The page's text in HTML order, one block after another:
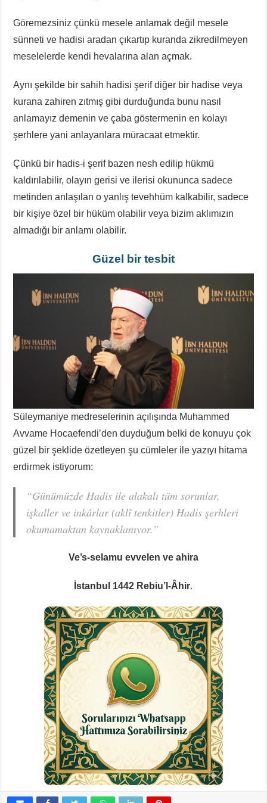
Göremezsiniz çünkü mesele anlamak değil mesele
sünneti ve hadisi aradan çıkartıp kuranda zikredilmeyen
meselelerde kendi hevalarına alan açmak.
Aynı şekilde bir sahih hadisi şerif diğer bir hadise veya
kurana zahiren zıtmış gibi durduğunda bunu nasıl
anlamayız demenin ve çaba göstermenin en kolayı
şerhlere yani anlayanlara müracaat etmektir.
Çünkü bir hadis-i şerif bazen nesh edilip hükmü
kaldırılabilir, olayın gerisi ve ilerisi okununca sadece
metinden anlaşılan o yanlış tevehhüm kalkabilir, sadece
bir kişiye özel bir hüküm olabilir veya bizim aklımızın
almadığı bir anlamı olabilir.
Güzel bir tesbit
Süleymaniye medreselerinin açılışında Muhammed
Avvame Hocaefendi’den duyduğum belki de konuyu çok
güzel bir şeklide özetleyen şu cümleler ile yazıyı hitama
erdirmek istiyorum:
“Günümüzde Hadis ile alakalı tüm sorunlar,
işkaller ve inkârlar (aklî tenkitler) Hadis şerhleri
okumamaktan kaynaklanıyor.”
Ve’s-selamu evvelen ve ahira
İstanbul 1442 Rebiu’l-Âhir.